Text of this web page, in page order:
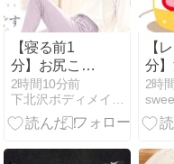
【寝る前1
分】お尻ころ
ころ。テニス
ボールで奥ま
でほぐす
2時間10分前
下北沢ボディメイクフラ骨盤矯正 Mioの毎日
【
分
ちり
セ
圧
「
2時